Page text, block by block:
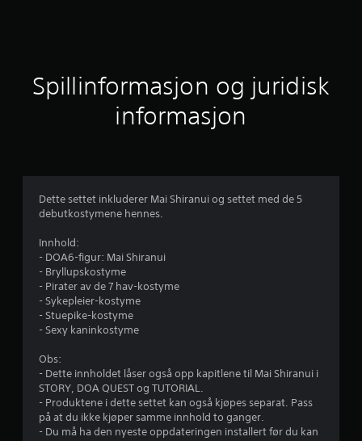
t
g
r
i
Spillinformasjon og juridisk
informasjon
Dette settet inkluderer Mai Shiranui og settet med de 5
debutkostymene hennes.
Innhold:
- DOA6-figur: Mai Shiranui
- Bryllupskostyme
- Pirater av de 7 hav-kostyme
- Sykepleier-kostyme
- Stuepike-kostyme
- Sexy kaninkostyme
Obs:
- Dette innholdet låser også opp kapitlene til Mai Shiranui i
STORY, DOA QUEST og TUTORIAL.
- Produktene i dette settet kan også kjøpes separat. Pass
på at du ikke kjøper samme innhold to ganger.
- Du må ha den nyeste oppdateringen installert før du kan